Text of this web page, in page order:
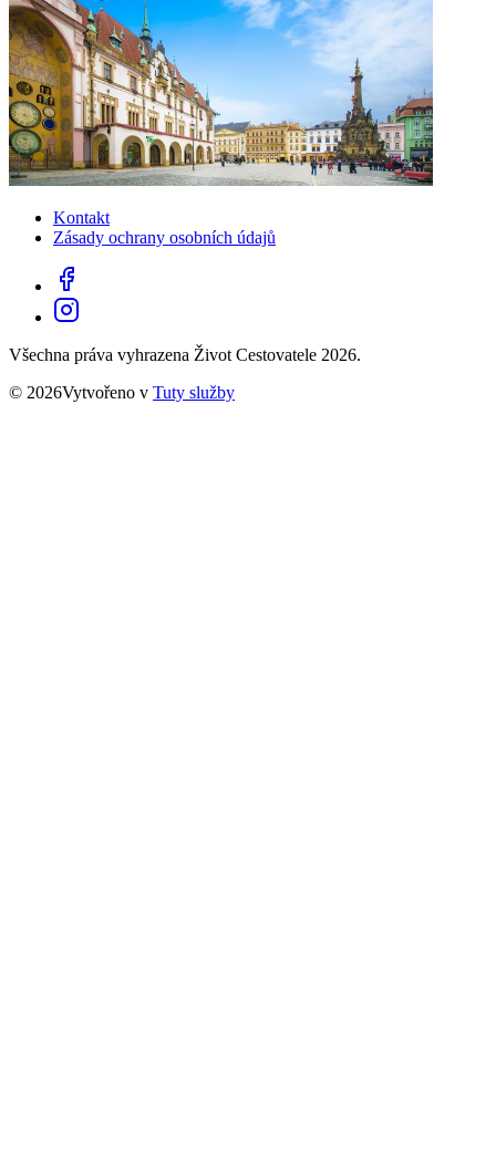
Kontakt
Zásady ochrany osobních údajů
Všechna práva vyhrazena Život Cestovatele 2026.
© 2026Vytvořeno v Tuty služby